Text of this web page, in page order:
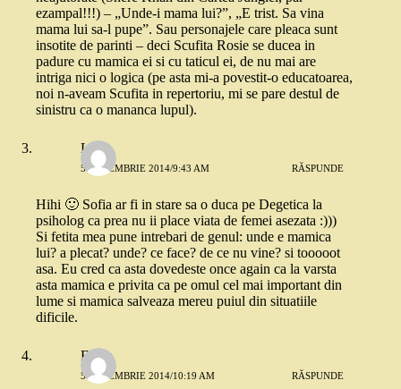
ezampal!!!) – „Unde-i mama lui?”, „E trist. Sa vina
mama lui sa-l pupe”. Sau personajele care pleaca sunt
insotite de parinti – deci Scufita Rosie se ducea in
padure cu mamica ei si cu taticul ei, de nu mai are
intriga nici o logica (pe asta mi-a povestit-o educatoarea,
noi n-aveam Scufita in repertoriu, mi se pare destul de
sinistru ca o mananca lupul).
Liz
5 DECEMBRIE 2014/9:43 AM RĂSPUNDE
Hihi 🙂 Sofia ar fi in stare sa o duca pe Degetica la
psiholog ca prea nu ii place viata de femei asezata :)))
Si fetita mea pune intrebari de genul: unde e mamica
lui? a plecat? unde? ce face? de ce nu vine? si tooooot
asa. Eu cred ca asta dovedeste once again ca la varsta
asta mamica e privita ca pe omul cel mai important din
lume si mamica salveaza mereu puiul din situatiile
dificile.
Elena
5 DECEMBRIE 2014/10:19 AM RĂSPUNDE